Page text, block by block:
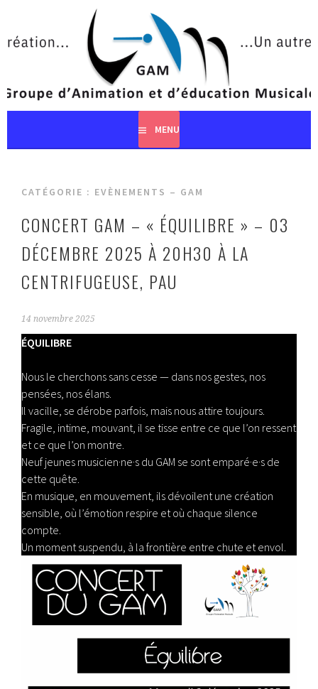
contenu
MENU
CATÉGORIE : EVÈNEMENTS – GAM
CONCERT GAM – « ÉQUILIBRE » – 03
DÉCEMBRE 2025 À 20H30 À LA
CENTRIFUGEUSE, PAU
14 novembre 2025
ÉQUILIBRE
Nous le cherchons sans cesse — dans nos gestes, nos
pensées, nos élans.
Il vacille, se dérobe parfois, mais nous attire toujours.
Fragile, intime, mouvant, il se tisse entre ce que l’on ressent
et ce que l’on montre.
Neuf jeunes musicien·ne·s du GAM se sont emparé·e·s de
cette quête.
En musique, en mouvement, ils dévoilent une création
sensible, où l’émotion respire et où chaque silence
compte.
Un moment suspendu, à la frontière entre chute et envol.